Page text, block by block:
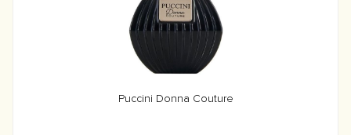
Puccini Donna Couture